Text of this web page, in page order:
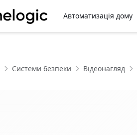
Автоматизація дому
Системи безпеки Відеонагляд